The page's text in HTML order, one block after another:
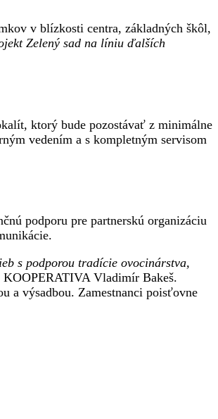
v blízkosti centra, základných škôl,
Zelený sad na líniu ďalších
ktorý bude pozostávať z minimálne
vedením a s kompletným servisom
podporu pre partnerskú organizáciu
s podporou tradície ovocinárstva,
KOOPERATIVA Vladimír Bakeš.
a výsadbou. Zamestnanci poisťovne